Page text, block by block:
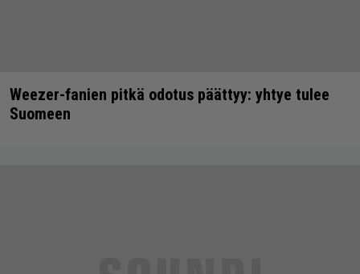
Weezer-fanien pitkä odotus päättyy: yhtye tulee
Suomeen